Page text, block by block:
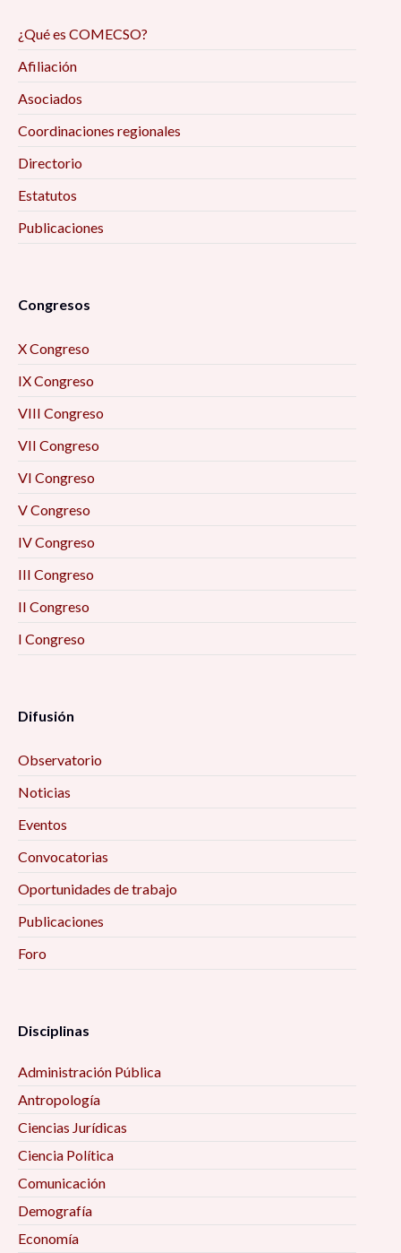
¿Qué es COMECSO?
Afiliación
Asociados
Coordinaciones regionales
Directorio
Estatutos
Publicaciones
Congresos
X Congreso
IX Congreso
VIII Congreso
VII Congreso
VI Congreso
V Congreso
IV Congreso
III Congreso
II Congreso
I Congreso
Difusión
Observatorio
Noticias
Eventos
Convocatorias
Oportunidades de trabajo
Publicaciones
Foro
Disciplinas
Administración Pública
Antropología
Ciencias Jurídicas
Ciencia Política
Comunicación
Demografía
Economía